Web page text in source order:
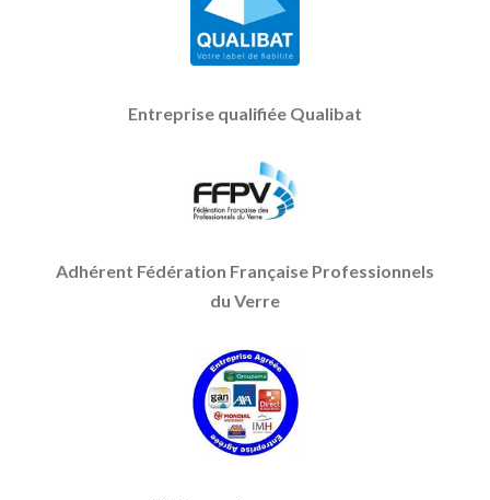
Entreprise qualifiée Qualibat
Adhérent Fédération Française Professionnels
du Verre